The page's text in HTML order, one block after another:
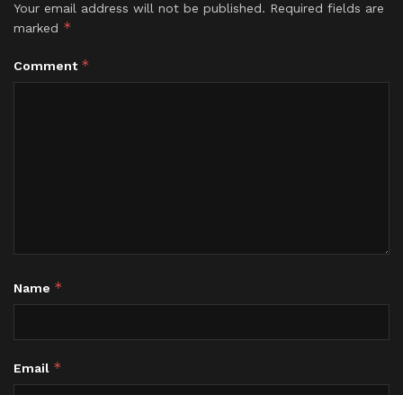
Your email address will not be published. Required fields are
marked *
Comment *
Name *
Email *